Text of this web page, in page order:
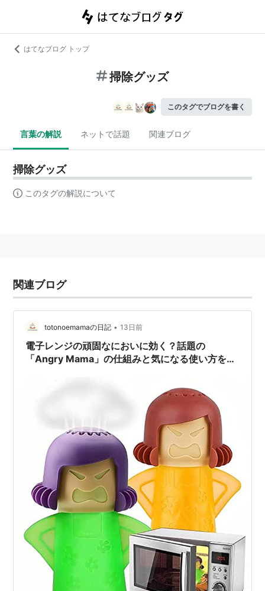
はてなブログ トップ
掃除グッズ
このタグでブログを書く
言葉の解説 ネットで話題 関連ブログ
掃除グッズ
このタグの解説について
関連ブログ
totonoemamaの日記 • 13日前
電子レンジの頑固なにおいに効く？話題の
「Angry Mama」の仕組みと気になる使い方を解